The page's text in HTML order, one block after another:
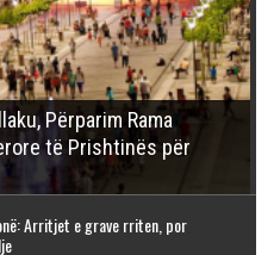
Përparim Rama
të Prishtinës për
Arritjet e grave rriten, por